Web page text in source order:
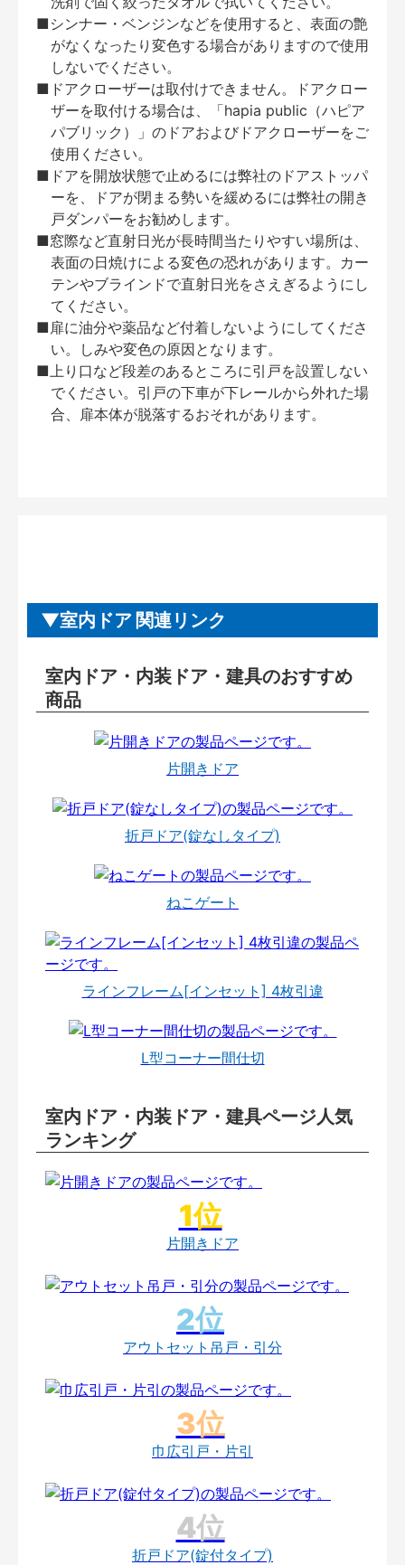
■シンナー・ベンジンなどを使用すると、表面の艶
がなくなったり変色する場合がありますので使用
しないでください。
■ドアクローザーは取付けできません。ドアクロー
ザーを取付ける場合は、「hapia public（ハピア
パブリック）」のドアおよびドアクローザーをご
使用ください。
■ドアを開放状態で止めるには弊社のドアストッパ
ーを、ドアが閉まる勢いを緩めるには弊社の開き
戸ダンパーをお勧めします。
■窓際など直射日光が長時間当たりやすい場所は、
表面の日焼けによる変色の恐れがあります。カー
テンやブラインドで直射日光をさえぎるようにし
てください。
■扉に油分や薬品など付着しないようにしてくださ
い。しみや変色の原因となります。
■上り口など段差のあるところに引戸を設置しない
でください。引戸の下車が下レールから外れた場
合、扉本体が脱落するおそれがあります。
室内ドア 関連リンク
室内ドア・内装ドア・建具のおすすめ
商品
片開きドア
折戸ドア(錠なしタイプ)
ねこゲート
ラインフレーム[インセット] 4枚引違
L型コーナー間仕切
室内ドア・内装ドア・建具ページ人気
ランキング
片開きドア
アウトセット吊戸・引分
巾広引戸・片引
折戸ドア(錠付タイプ)